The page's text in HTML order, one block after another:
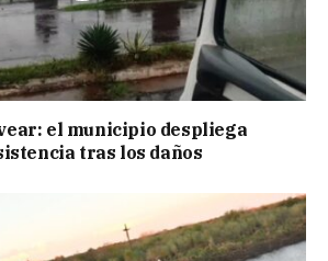
el municipio despliega
tras los daños